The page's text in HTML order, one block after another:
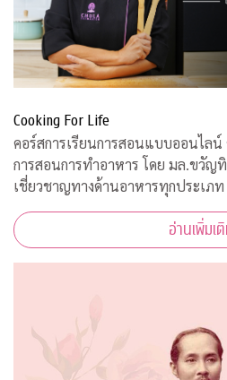
Cooking For Life
คอร์สการเรียนการสอนแบบออนไลน์
การสอนการทำอาหาร โดย มล.ขวัญ
เชี่ยวชาญทางด้านอาหารทุกประเภ
รับความร่วมมือจากคณาจารย์ ผู้ทรง
ความรู้ ตามหลักวิชาการอีกด้วยอ่านเพิ่มเ